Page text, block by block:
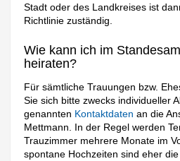
Stadt oder des Landkreises ist
Richtlinie zuständig.
Wie kann ich im
heiraten?
Für sämtliche Trauungen bzw.
Sie sich bitte zwecks individueller
genannten Kontaktdaten an die
Mettmann. In der Regel werden
Trauzimmer mehrere Monate im
spontane Hochzeiten sind eher